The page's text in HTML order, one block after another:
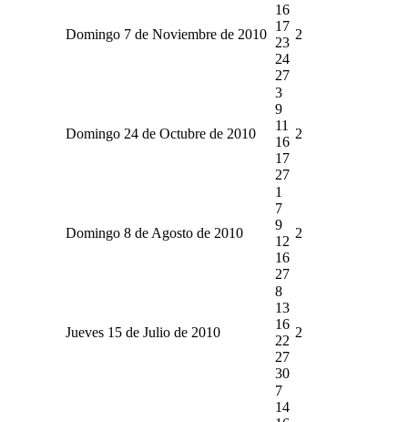
Domingo 7 de Noviembre de 2010
16
17
23
24
27
2
Domingo 24 de Octubre de 2010
3
9
11
16
17
27
2
Domingo 8 de Agosto de 2010
1
7
9
12
16
27
2
Jueves 15 de Julio de 2010
8
13
16
22
27
30
2
7
14